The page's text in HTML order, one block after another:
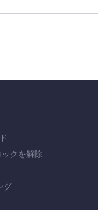
クを解除
グ